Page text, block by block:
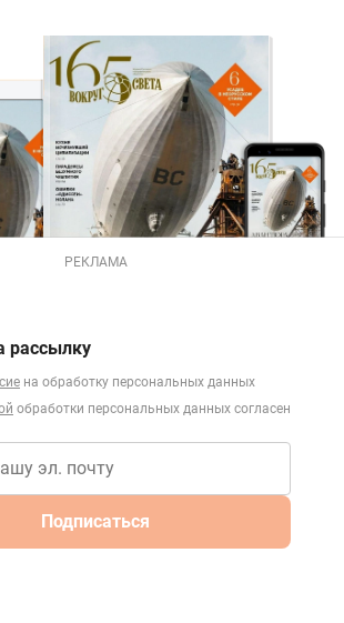
РЕКЛАМА
рассылку
на обработку персональных данных
обработки персональных данных согласен
Подписаться